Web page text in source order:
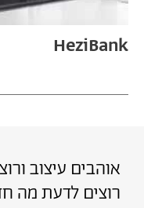
HeziBank
אוהבים עיצוב
רוצים לדעת מה